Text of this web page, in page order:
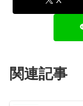
関連記事